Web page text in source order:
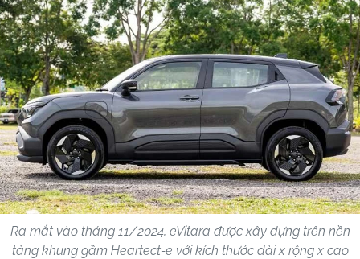
Ra mắt vào tháng 11/2024, eVitara được xây dựng trên nền
tảng khung gầm Heartect-e với kích thước dài x rộng x cao